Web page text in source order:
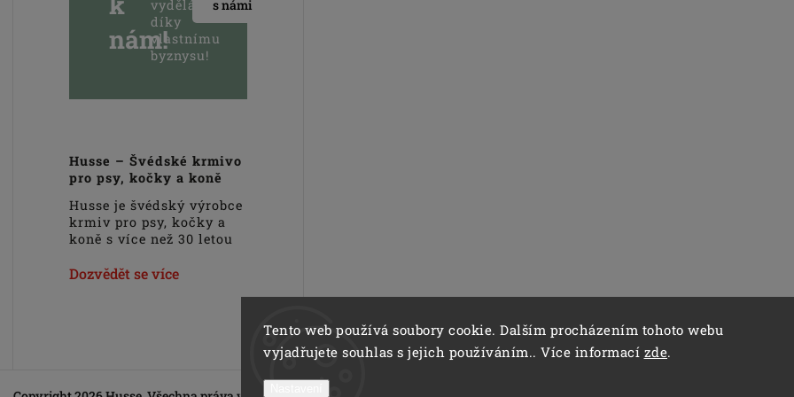
Tento web používá soubory cookie. Dalším procházením tohoto webu
vyjadřujete souhlas s jejich používáním.. Více informací zde.
nám!
vydělávejte
díky
vlastnímu
byznysu!
s námi
Husse – Švédské krmivo
pro psy, kočky a koně
Husse je švédský výrobce
krmiv pro psy, kočky a
koně s více než 30 letou
Hlavním cílem
nejkvalitnějších a pečlivě
Dozvědět se více